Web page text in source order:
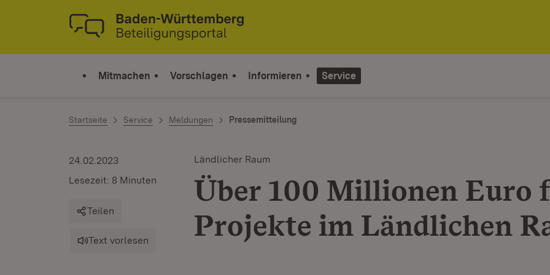
Zum Inhalt springen
Link zur Startseite
Mitmachen Vorschlagen Informieren Service
Startseite Service Meldungen Pressemitteilung
Ländlicher Raum
Über 100 Millionen Euro
Projekte im Ländlichen
24.02.2023
Lesezeit: 8 Minuten
Teilen
Text vorlesen